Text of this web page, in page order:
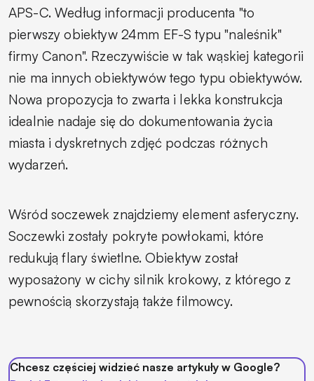
APS-C. Według informacji producenta "to
pierwszy obiektyw 24mm EF-S typu "naleśnik"
firmy Canon". Rzeczywiście w tak wąskiej kategorii
nie ma innych obiektywów tego typu obiektywów.
Nowa propozycja to zwarta i lekka konstrukcja
idealnie nadaje się do dokumentowania życia
miasta i dyskretnych zdjęć podczas różnych
wydarzeń.
Wśród soczewek znajdziemy element asferyczny.
Soczewki zostały pokryte powłokami, które
redukują flary świetlne. Obiektyw został
wyposażony w cichy silnik krokowy, z którego z
pewnością skorzystają także filmowcy.
Chcesz częściej widzieć nasze artykuły w Google?